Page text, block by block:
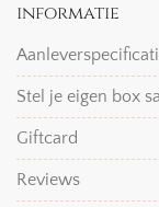
informatie
Stel je eigen box
Giftcard
Reviews